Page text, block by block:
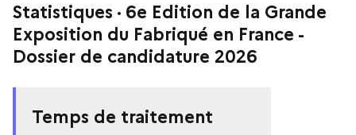
Statistiques · 6e Edition de la Grande
Exposition du Fabriqué en France -
Dossier de candidature 2026
Temps de traitement